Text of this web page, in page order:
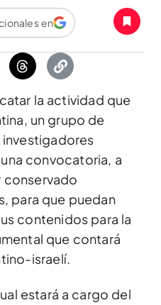
en
la actividad que
un grupo de
convocatoria, a
conservado
para que puedan
contenidos para la
que contará
israelí.
estará a cargo del